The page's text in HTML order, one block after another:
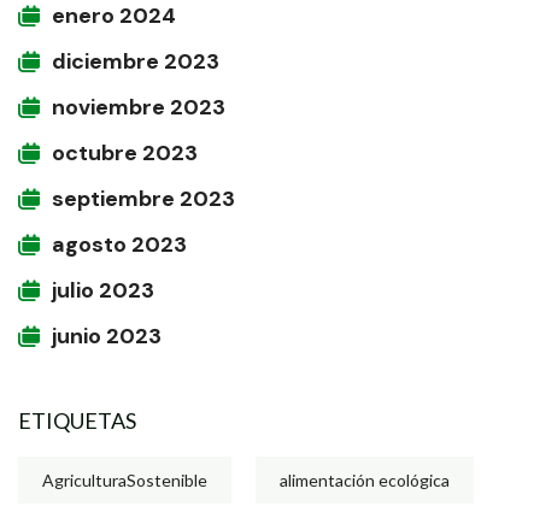
enero 2024
diciembre 2023
noviembre 2023
octubre 2023
septiembre 2023
agosto 2023
julio 2023
junio 2023
ETIQUETAS
AgriculturaSostenible alimentación ecológica